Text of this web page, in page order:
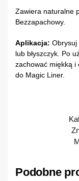
Zawiera naturalne
Bezzapachowy.
Aplikacja: Obrysuj
lub błyszczyk. Po
zachować miękką i
do Magic Liner.
Podobne